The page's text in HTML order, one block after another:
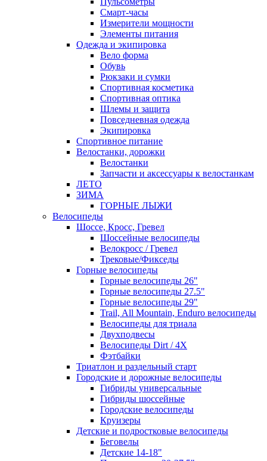
Смарт-часы
Измерители мощности
Элементы питания
Одежда и экипировка
Вело форма
Обувь
Рюкзаки и сумки
Спортивная косметика
Спортивная оптика
Шлемы и защита
Повседневная одежда
Экипировка
Спортивное питание
Велостанки, дорожки
Велостанки
Запчасти и аксессуары к велостанкам
ЛЕТО
ЗИМА
ГОРНЫЕ ЛЫЖИ
Велосипеды
Шоссе, Кросс, Гревел
Шоссейные велосипеды
Велокросс / Гревел
Трековые/Фикседы
Горные велосипеды
Горные велосипеды 26"
Горные велосипеды 27.5"
Горные велосипеды 29"
Trail, All Mountain, Enduro велосипеды
Велосипеды для триала
Двухподвесы
Велосипеды Dirt / 4X
Фэтбайки
Триатлон и раздельный старт
Городские и дорожные велосипеды
Гибриды универсальные
Гибриды шоссейные
Городские велосипеды
Круизеры
Детские и подростковые велосипеды
Беговелы
Детские 14-18"